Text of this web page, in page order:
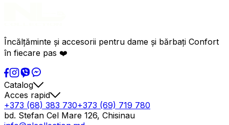
Încălțăminte și accesorii pentru dame și bărbați Confort
în fiecare pas ❤️
Catalog
Acces rapid
+373 (68) 383 730+373 (69) 719 780
bd. Stefan Cel Mare 126, Chisinau